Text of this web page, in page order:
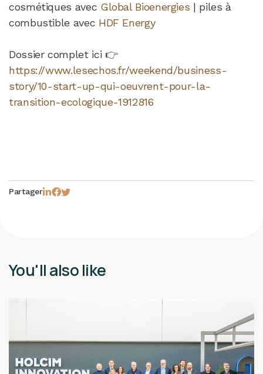
cosmétiques avec Global Bioenergies | piles à
combustible avec HDF Energy
Dossier complet ici 👉
https://www.lesechos.fr/weekend/business-
story/10-start-up-qui-oeuvrent-pour-la-
transition-ecologique-1912816
Partager
You'll also like